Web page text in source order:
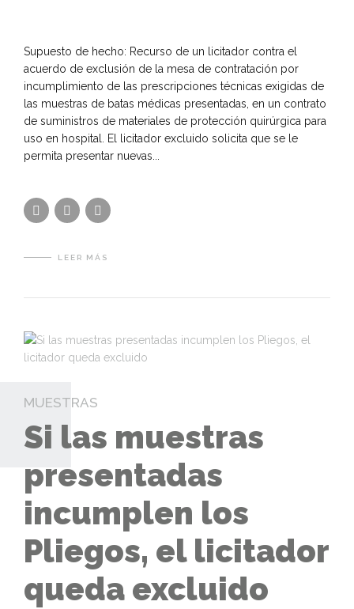
Supuesto de hecho: Recurso de un licitador contra el
acuerdo de exclusión de la mesa de contratación por
incumplimiento de las prescripciones técnicas exigidas de
las muestras de batas médicas presentadas, en un contrato
de suministros de materiales de protección quirúrgica para
uso en hospital. El licitador excluido solicita que se le
permita presentar nuevas...
LEER MÁS
MUESTRAS
Si las muestras
presentadas
incumplen los
Pliegos, el licitador
queda excluido